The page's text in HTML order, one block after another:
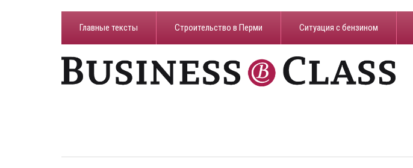
Главные тексты Строительство в Перми ​Ситуация с бензином